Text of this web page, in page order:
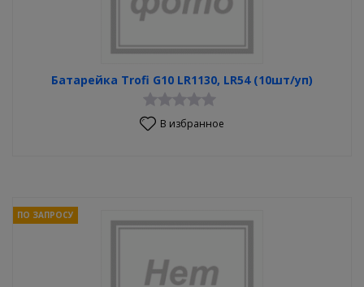
Батарейка Trofi G10 LR1130, LR54 (10шт/уп)
В избранное
ПО ЗАПРОСУ